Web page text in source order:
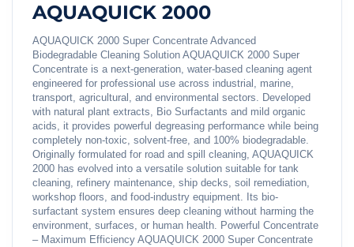
AQUAQUICK 2000
AQUAQUICK 2000 Super Concentrate Advanced
Biodegradable Cleaning Solution AQUAQUICK 2000 Super
Concentrate is a next-generation, water-based cleaning agent
engineered for professional use across industrial, marine,
transport, agricultural, and environmental sectors. Developed
with natural plant extracts, Bio Surfactants and mild organic
acids, it provides powerful degreasing performance while being
completely non-toxic, solvent-free, and 100% biodegradable.
Originally formulated for road and spill cleaning, AQUAQUICK
2000 has evolved into a versatile solution suitable for tank
cleaning, refinery maintenance, ship decks, soil remediation,
workshop floors, and food-industry equipment. Its bio-
surfactant system ensures deep cleaning without harming the
environment, surfaces, or human health. Powerful Concentrate
– Maximum Efficiency AQUAQUICK 2000 Super Concentrate